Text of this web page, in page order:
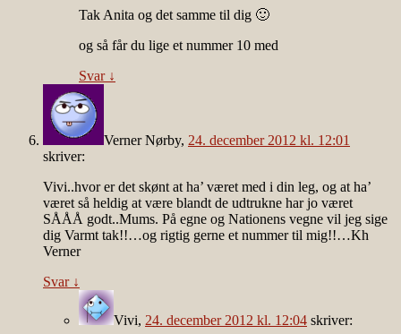
Tak Anita og det samme til dig 🙂
og så får du lige et nummer 10 med
Svar ↓
Verner Nørby, 24. december 2012 kl. 12:01
skriver:
Vivi..hvor er det skønt at ha’ været med i din leg, og at ha’
været så heldig at være blandt de udtrukne har jo været
SÅÅÅ godt..Mums. På egne og Nationens vegne vil jeg sige
dig Varmt tak!!…og rigtig gerne et nummer til mig!!…Kh
Verner
Svar ↓
Vivi, 24. december 2012 kl. 12:04 skriver: